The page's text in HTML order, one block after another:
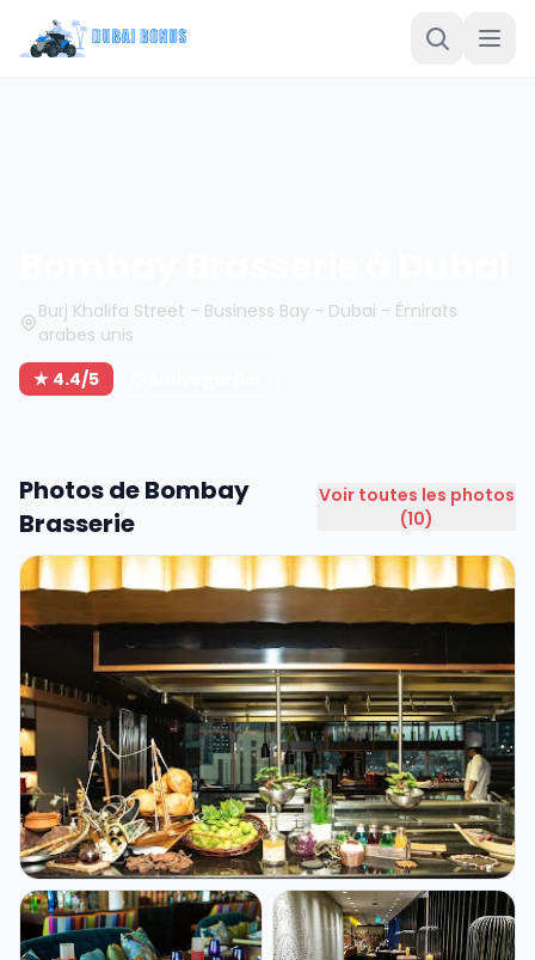
Burj Khalifa Street - Business Bay - Dubai - Émirats
arabes unis
★ 4.4/5
Photos de Bombay
Brasserie
Voir toutes les photos
(10)